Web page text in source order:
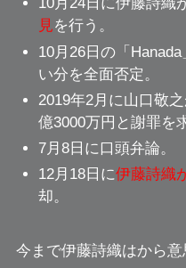
10月24日に伊藤詩織
見を行う。
10月26日の「
い分を全面否定 。
2019年2月に山口敬
億3000万円と謝罪を
7月8日に口頭弁論。
12月18日に伊藤詩織
却。
今まで伊藤詩織はから